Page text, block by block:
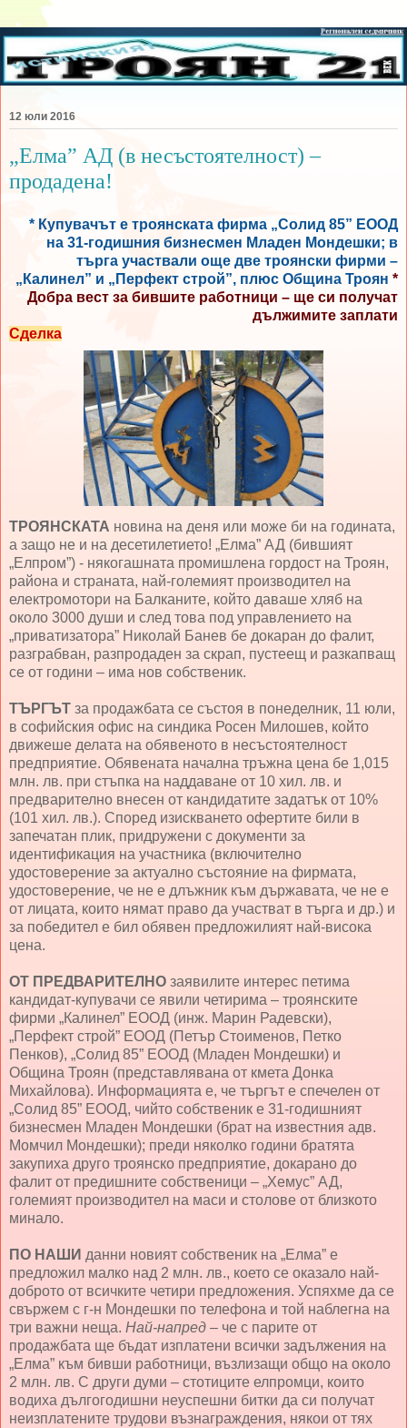
12 юли 2016
„Елма” АД (в несъстоятелност) –
продадена!
* Купувачът е троянската фирма „Солид 85” ЕООД
на 31-годишния бизнесмен Младен Мондешки; в
търга участвали още две троянски фирми –
„Калинел” и „Перфект строй”, плюс Община Троян *
Добра вест за бившите работници – ще си получат
дължимите заплати
Сделка
ТРОЯНСКАТА новина на деня или може би на годината,
а защо не и на десетилетието! „Елма” АД (бившият
„Елпром”) - някогашната промишлена гордост на Троян,
района и страната, най-големият производител на
електромотори на Балканите, който даваше хляб на
около 3000 души и след това под управлението на
„приватизатора” Николай Банев бе докаран до фалит,
разграбван, разпродаден за скрап, пустеещ и разкапващ
се от години – има нов собственик.
ТЪРГЪТ за продажбата се състоя в понеделник, 11 юли,
в софийския офис на синдика Росен Милошев, който
движеше делата на обявеното в несъстоятелност
предприятие. Обявената начална тръжна цена бе 1,015
млн. лв. при стъпка на наддаване от 10 хил. лв. и
предварително внесен от кандидатите задатък от 10%
(101 хил. лв.). Според изискването офертите били в
запечатан плик, придружени с документи за
идентификация на участника (включително
удостоверение за актуално състояние на фирмата,
удостоверение, че не е длъжник към държавата, че не е
от лицата, които нямат право да участват в търга и др.) и
за победител е бил обявен предложилият най-висока
цена.
ОТ ПРЕДВАРИТЕЛНО заявилите интерес петима
кандидат-купувачи се явили четирима – троянските
фирми „Калинел” ЕООД (инж. Марин Радевски),
„Перфект строй” ЕООД (Петър Стоименов, Петко
Пенков), „Солид 85” ЕООД (Младен Мондешки) и
Община Троян (представлявана от кмета Донка
Михайлова). Информацията е, че търгът е спечелен от
„Солид 85” ЕООД, чийто собственик е 31-годишният
бизнесмен Младен Мондешки (брат на известния адв.
Момчил Мондешки); преди няколко години братята
закупиха друго троянско предприятие, докарано до
фалит от предишните собственици – „Хемус” АД,
големият производител на маси и столове от близкото
минало.
ПО НАШИ данни новият собственик на „Елма” е
предложил малко над 2 млн. лв., което се оказало най-
доброто от всичките четири предложения. Успяхме да се
свържем с г-н Мондешки по телефона и той наблегна на
три важни неща. Най-напред – че с парите от
продажбата ще бъдат изплатени всички задължения на
„Елма” към бивши работници, възлизащи общо на около
2 млн. лв. С други думи – стотиците елпромци, които
водиха дългогодишни неуспешни битки да си получат
неизплатените трудови възнаграждения, някои от тях